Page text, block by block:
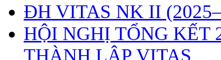
ĐH VITAS NK II
HỘI NGHỊ TỔNG
THÀNH LẬP VITAS